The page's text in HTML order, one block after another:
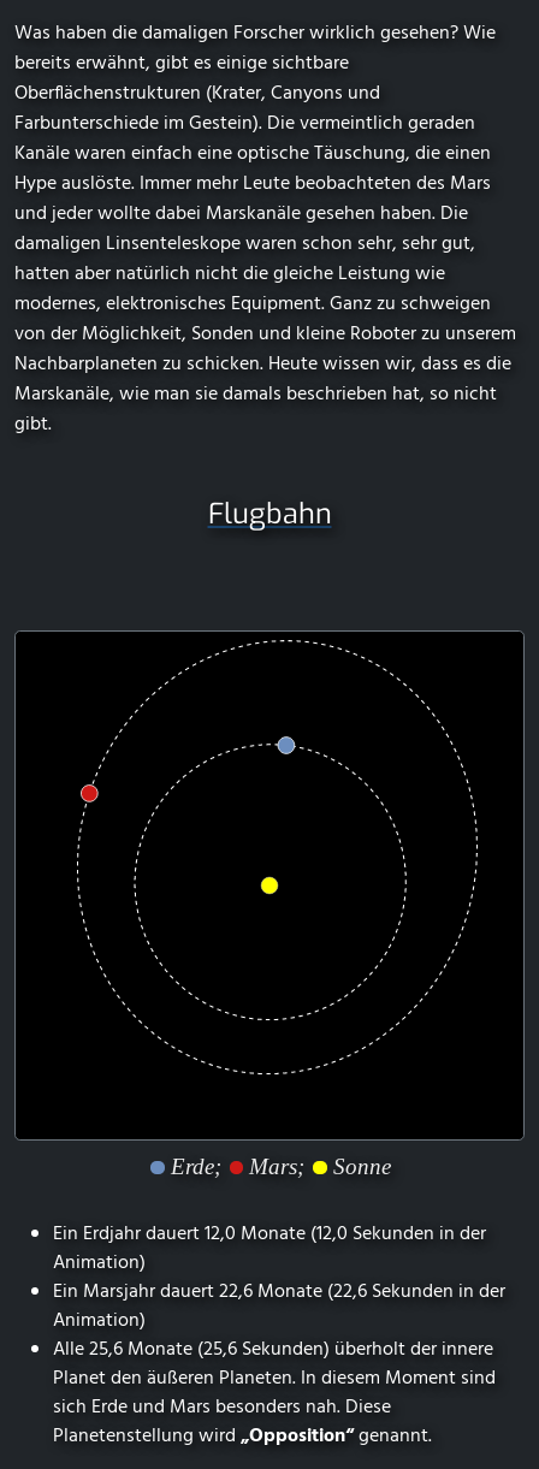
Was haben die damaligen Forscher wirklich gesehen? Wie
bereits erwähnt, gibt es einige sichtbare
Oberflächenstrukturen (Krater, Canyons und
Farbunterschiede im Gestein). Die vermeintlich geraden
Kanäle waren einfach eine optische Täuschung, die einen
Hype auslöste. Immer mehr Leute beobachteten des Mars
und jeder wollte dabei Marskanäle gesehen haben. Die
damaligen Linsenteleskope waren schon sehr, sehr gut,
hatten aber natürlich nicht die gleiche Leistung wie
modernes, elektronisches Equipment. Ganz zu schweigen
von der Möglichkeit, Sonden und kleine Roboter zu unserem
Nachbarplaneten zu schicken. Heute wissen wir, dass es die
Marskanäle, wie man sie damals beschrieben hat, so nicht
gibt.
Flugbahn
Erde; Mars; Sonne
Ein Erdjahr dauert 12,0 Monate (12,0 Sekunden in der
Animation)
Ein Marsjahr dauert 22,6 Monate (22,6 Sekunden in der
Animation)
Alle 25,6 Monate (25,6 Sekunden) überholt der innere
Planet den äußeren Planeten. In diesem Moment sind
sich Erde und Mars besonders nah. Diese
Planetenstellung wird„Opposition“genannt.